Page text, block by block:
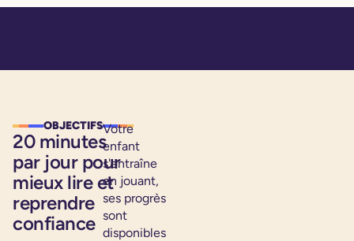
OBJECTIFS
20 minutes
par jour pour
mieux lire et
reprendre
confiance
Votre
enfant
s'entraîne
en jouant,
ses progrès
sont
disponibles